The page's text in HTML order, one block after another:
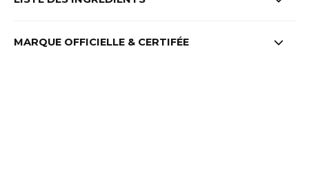
MARQUE OFFICIELLE & CERTIFÉE